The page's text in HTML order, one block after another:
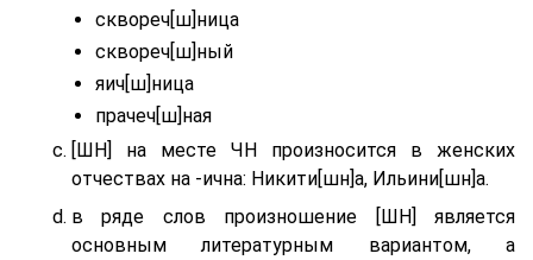
сквореч[ш]ница
сквореч[ш]ный
яич[ш]ница
прачеч[ш]ная
[ШН] на месте ЧН произносится в женских
отчествах на -ична: Никити[шн]а, Ильини[шн]а.
в ряде слов произношение [ШН] является
основным литературным вариантом, а